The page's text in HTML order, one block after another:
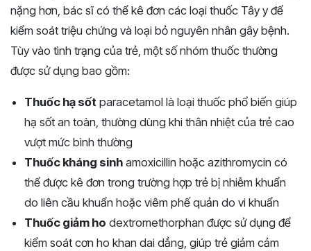
nặng hơn, bác sĩ có thể kê đơn các loại thuốc Tây y để
kiểm soát triệu chứng và loại bỏ nguyên nhân gây bệnh.
Tùy vào tình trạng của trẻ, một số nhóm thuốc thường
được sử dụng bao gồm:
Thuốc hạ sốt paracetamol là loại thuốc phổ biến giúp
hạ sốt an toàn, thường dùng khi thân nhiệt của trẻ cao
vượt mức bình thường
Thuốc kháng sinh amoxicillin hoặc azithromycin có
thể được kê đơn trong trường hợp trẻ bị nhiễm khuẩn
do liên cầu khuẩn hoặc viêm phế quản do vi khuẩn
Thuốc giảm ho dextromethorphan được sử dụng để
kiểm soát cơn ho khan dai dẳng, giúp trẻ giảm cảm